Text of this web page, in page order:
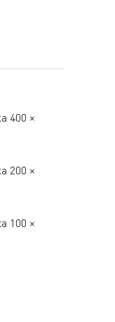
400 ×
200 ×
100 ×